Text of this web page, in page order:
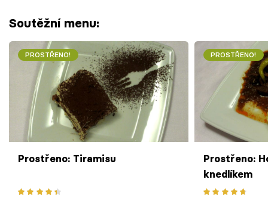
Soutěžní menu:
PROSTŘENO!
Prostřeno: Tiramisu
PROSTŘENO!
Prostřeno:
knedlíkem